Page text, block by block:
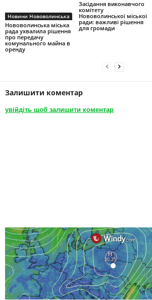
Новини Нововолинська
Нововолинська міська
рада ухвалила рішення
про передачу
комунального майна в
оренду
Засідання виконавчого
комітету
Нововолинської міської
ради: важливі рішення
для громади
Залишити коментар
увійдіть щоб залишити коментар